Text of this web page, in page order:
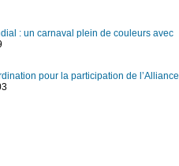
: un carnaval plein de couleurs avec
pour la participation de l’Alliance